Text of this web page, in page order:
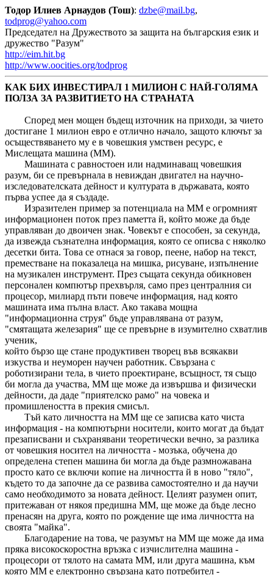
Тодор Илиев Арнаудов (Тош): dzbe@mail.bg,
todprog@yahoo.com
Председател на Дружеството за защита на българския език и
дружество "Разум"
http://eim.hit.bg
http://www.oocities.org/todprog
КАК БИХ ИНВЕСТИРАЛ 1 МИЛИОН С НАЙ-ГОЛЯМА
ПОЛЗА ЗА РАЗВИТИЕТО НА СТРАНАТА
Според мен мощен бъдещ източник на приходи, за чието
достигане 1 милион евро е отлично начало, защото ключът за
осъществяването му е в човешкия умствен ресурс, е
Мислещата машина (ММ).
Машината с равностоен или надминаващ човешкия
разум, би се превърнала в невиждан двигател на научно-
изследователската дейност и културата в държавата, която
първа успее да я създаде.
Изразителен пример за потенциала на ММ е огромният
информационен поток през паметта й, който може да бъде
управляван до двоичен знак. Човекът е способен, за секунда,
да извежда съзнателна информация, която се описва с няколко
десетки бита. Това се отнася за говор, пеене, набор на текст,
преместване на показалеца на мишка, рисуване, изпълнение
на музикален инструмент. През същата секунда обикновен
персонален компютър прехвърля, само през централния си
процесор, милиард пъти повече информация, над която
машината има пълна власт. Ако такава мощна
"информационна струя" бъде управлявана от разум,
"смятащата железария" ще се превърне в изумително схватлив
ученик,
който бързо ще стане продуктивен творец във всякакви
изкуства и неуморен научен работник. Свързана с
роботизирани тела, в чието проектиране, всъщност, тя също
би могла да участва, ММ ще може да извършва и физически
дейности, да даде "приятелско рамо" на човека и
промишлеността в прекия смисъл.
Тъй като личността на ММ ще се записва като чиста
информация - на компютърни носители, които могат да бъдат
презаписвани и съхранявани теоретически вечно, за разлика
от човешкия носител на личността - мозъка, обучена до
определена степен машина би могла да бъде размножавана
просто като се включи копие на личността й в ново "тяло",
където то да започне да се развива самостоятелно и да научи
само необходимото за новата дейност. Целият разумен опит,
притежаван от някоя предишна ММ, ще може да бъде лесно
пренасян на друга, която по рождение ще има личността на
своята "майка".
Благодарение на това, че разумът на ММ ще може да има
пряка високоскоростна връзка с изчислителна машина -
процесори от тялото на самата ММ, или друга машина, към
която ММ е електронно свързана като потребител -